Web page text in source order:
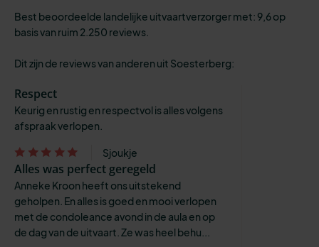
Best beoordeelde landelijke uitvaartverzorger met: 9,6 op
basis van ruim 2.250 reviews.
Dit zijn de reviews van anderen uit Soesterberg:
Respect
Keurig en rustig en respectvol is alles volgens
afspraak verlopen.
Sjoukje
Alles was perfect geregeld
Anneke Kroon heeft ons uitstekend
geholpen. En alles is goed en mooi verlopen
met de condoleance avond in de aula en op
de dag van de uitvaart. Ze was heel behu...